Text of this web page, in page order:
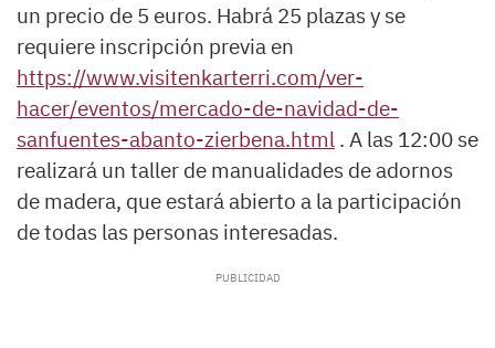
un precio de 5 euros. Habrá 25 plazas y se
requiere inscripción previa en
https://www.visitenkarterri.com/ver-
hacer/eventos/mercado-de-navidad-de-
sanfuentes-abanto-zierbena.html . A las 12:00 se
realizará un taller de manualidades de adornos
de madera, que estará abierto a la participación
de todas las personas interesadas.